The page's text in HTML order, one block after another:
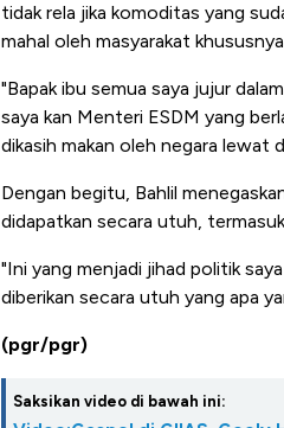
tidak rela jika komoditas yang
mahal oleh masyarakat
"Bapak ibu semua saya jujur
saya kan Menteri ESDM yang
dikasih makan oleh negara lewat
Dengan begitu, Bahlil
didapatkan secara utuh,
"Ini yang menjadi jihad politik
diberikan secara utuh yang apa
(pgr/pgr)
Saksikan video di bawah ini: